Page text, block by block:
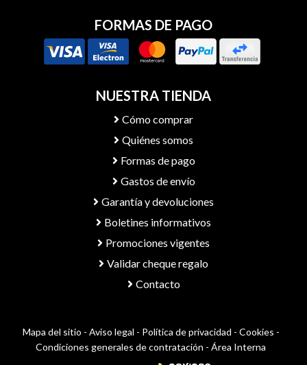
FORMAS DE PAGO
NUESTRA TIENDA
Cómo comprar
Quiénes somos
Formas de pago
Gastos de envío
Garantía y devoluciones
Boletines informativos
Promociones vigentes
Validar cheque regalo
Contacto
Mapa del sitio - Aviso legal - Política de privacidad - Cookies -
Condiciones generales de contratación - Área Interna